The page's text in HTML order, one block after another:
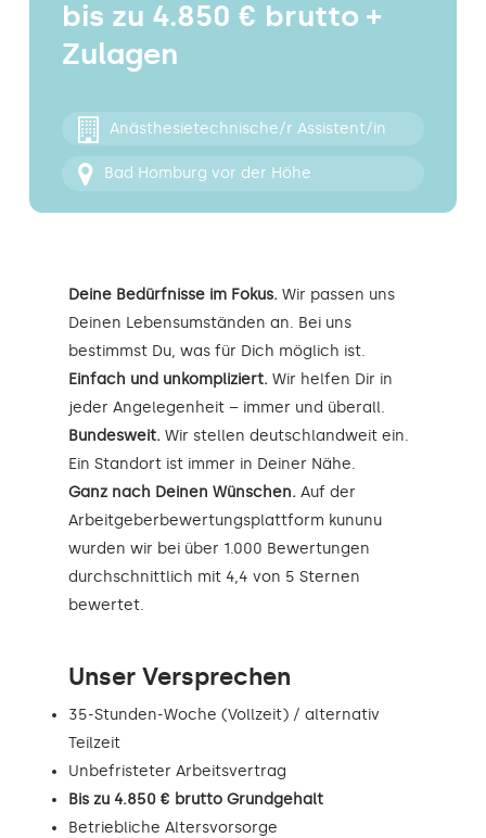
Kontaktbis zu 4.850 € brutto +
Zulagen
Anästhesietechnische/r Assistent/in
Bad Homburg vor der Höhe
Deine Bedürfnisse im Fokus. Wir passen uns
Deinen Lebensumständen an. Bei uns
bestimmst Du, was für Dich möglich ist.
Einfach und unkompliziert. Wir helfen Dir in
jeder Angelegenheit – immer und überall.
Bundesweit. Wir stellen deutschlandweit ein.
Ein Standort ist immer in Deiner Nähe.
Ganz nach Deinen Wünschen. Auf der
Arbeitgeberbewertungsplattform kununu
wurden wir bei über 1.000 Bewertungen
durchschnittlich mit 4,4 von 5 Sternen
bewertet.
Unser Versprechen
35-Stunden-Woche (Vollzeit) / alternativ
Teilzeit
Unbefristeter Arbeitsvertrag
Bis zu 4.850 € brutto Grundgehalt
Betriebliche Altersvorsorge